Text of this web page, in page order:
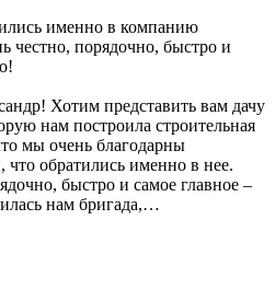
именно в компанию
честно, порядочно, быстро и
Хотим представить вам дачу
нам построила строительная
мы очень благодарны
обратились именно в нее.
быстро и самое главное –
нам бригада,…